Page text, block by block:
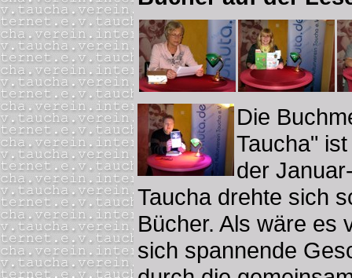
Die
Taucha"
der
Taucha drehte sich
Bücher. Als wäre es
sich spannende